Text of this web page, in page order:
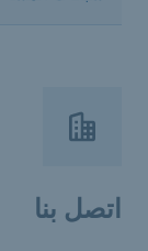
اتصل بنا